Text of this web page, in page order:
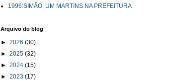
1996:SIMÃO, UM MARTINS NA PREFEITURA
Arquivo do blog
► 2026 (30)
► 2025 (32)
► 2024 (15)
► 2023 (17)